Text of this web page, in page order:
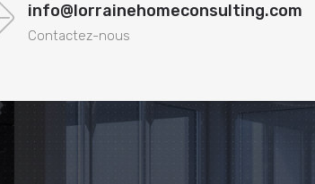
info@lorrainehomeconsulting.com
Contactez-nous